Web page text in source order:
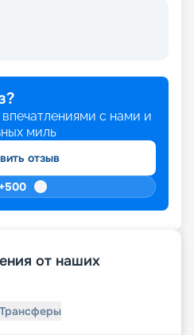
с нами и
миль
отзыв
500
от наших
Трансферы